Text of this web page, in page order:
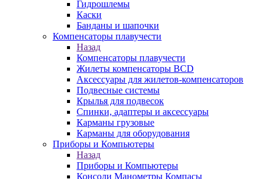
Гидрошлемы
Каски
Банданы и шапочки
Компенсаторы плавучести
Назад
Компенсаторы плавучести
Жилеты компенсаторы BCD
Аксессуары для жилетов-компенсаторов
Подвесные системы
Крылья для подвесок
Спинки, адаптеры и аксессуары
Карманы грузовые
Карманы для оборудования
Приборы и Компьютеры
Назад
Приборы и Компьютеры
Консоли Манометры Компасы